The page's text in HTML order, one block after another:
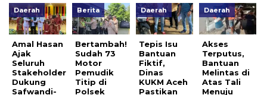
Daerah
Amal Hasan
Ajak
Seluruh
Stakeholder
Dukung
Safwandi-
Berita
Bertambah!
Sudah 73
Motor
Pemudik
Titip di
Polsek
Daerah
Tepis Isu
Bantuan
Fiktif,
Dinas
KUKM Aceh
Pastikan
Daerah
Akses
Terputus,
Bantuan
Melintas di
Atas Tali
Menuju